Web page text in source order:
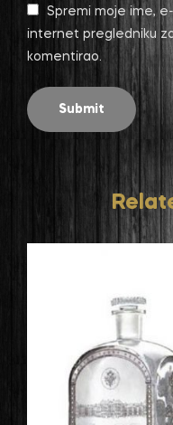
Spremi moje ime,
internet pregledniku
komentirao.